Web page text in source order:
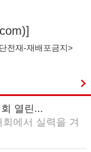
)]
전재-재배포금지>
열린...
에서 실력을 겨